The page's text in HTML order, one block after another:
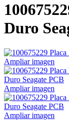
Duro
Ampliar imagen
Ampliar imagen
Ampliar imagen